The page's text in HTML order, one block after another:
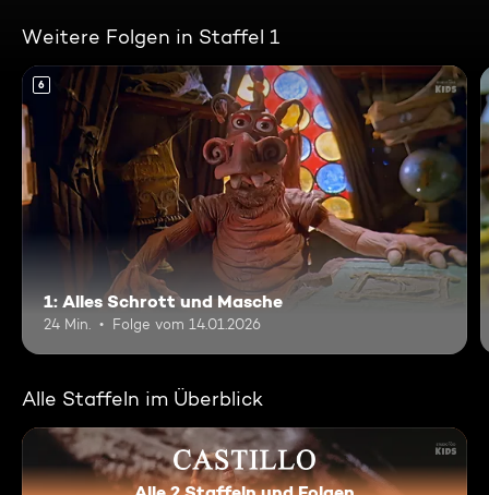
Weitere Folgen in Staffel 1
6
1: Alles Schrott und Masche
24 Min. Folge vom 14.01.2026
Alle Staffeln im Überblick